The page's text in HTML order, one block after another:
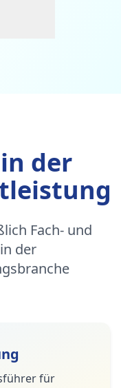
der
Fach- und
der
für